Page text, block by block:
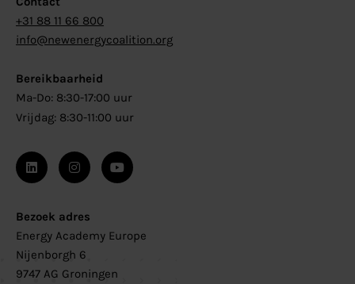
+31 88 11 66 800
info@newenergycoalition.org
Bereikbaarheid
Ma-Do: 8:30-17:00 uur
Vrijdag: 8:30-11:00 uur
Bezoek adres
Energy Academy Europe
Nijenborgh 6
9747 AG Groningen